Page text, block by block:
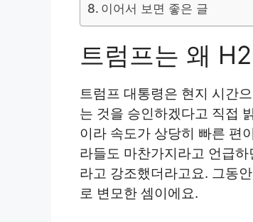
이어서 보면 좋은 글
트럼프는 왜
트럼프 대통령은 현지 시간
는 것을 승인하겠다고 직접
이라 속도가 상당히 빠른 편
라들도 마찬가지라고 언급
라고 강조했더라고요. 그동
로 변모한 셈이에요.